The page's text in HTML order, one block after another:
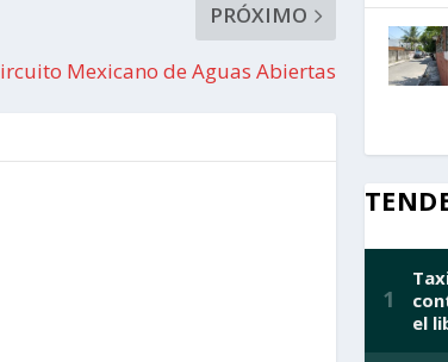
PRÓXIMO
Mexicano de Aguas Abiertas